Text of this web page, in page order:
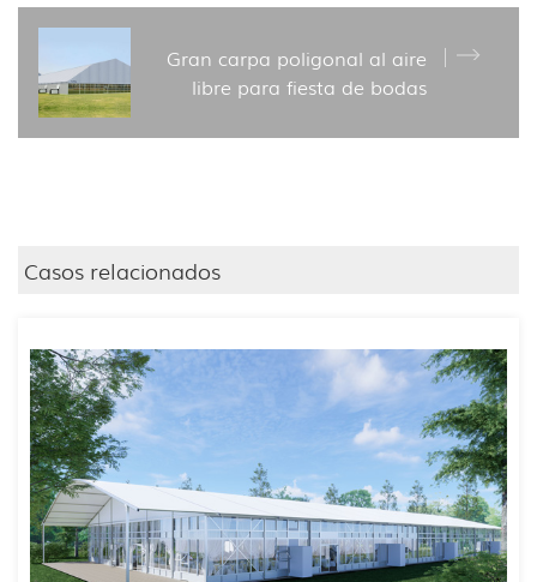
Gran carpa poligonal al aire
libre para fiesta de bodas
Casos relacionados